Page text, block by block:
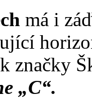
má i
značky
„C“.